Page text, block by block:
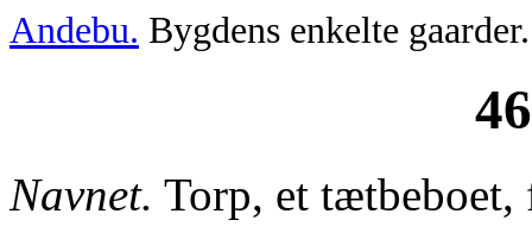
Andebu. Bygdens enkelte
Navnet. Torp, et tætbeboet,